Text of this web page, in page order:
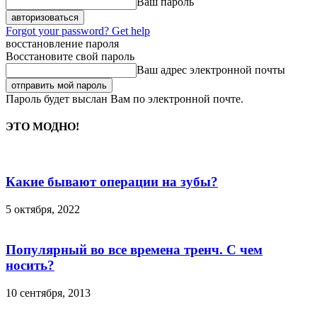
Forgot your password? Get help
восстановление пароля
Восстановите свой пароль
Ваш адрес электронной почты
Пароль будет выслан Вам по электронной почте.
ЭТО МОДНО!
Какие бывают операции на зубы?
5 октября, 2022
Популярный во все времена тренч. С чем
носить?
10 сентября, 2013